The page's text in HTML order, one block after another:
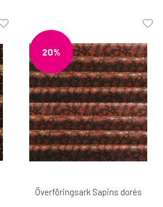
20%
Överföringsark Sapins dorés